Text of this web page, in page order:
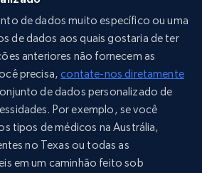
de dados muito específico ou uma
de dados aos quais gostaria de ter
anteriores não fornecem as
precisa,contate-nos diretamente
de dados personalizado de
Por exemplo, se você
tipos de médicos na Austrália,
no Texas ou todas as
em um caminhão feito sob